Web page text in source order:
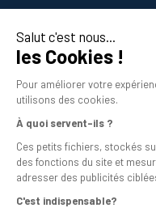
Salut c'est nous...
les Cookies !
Pour améliorer votre
utilisons des cookies.
À quoi servent-ils ?
Ces petits fichiers, stockés
des fonctions du site et
adresser des publicités
C'est indispensable?
En savoir plus